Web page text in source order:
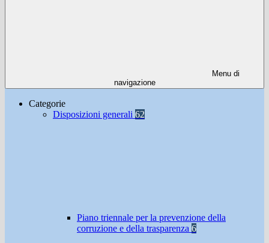
Menu di
navigazione
Categorie
Disposizioni generali 62
Piano triennale per la prevenzione della
corruzione e della trasparenza 6